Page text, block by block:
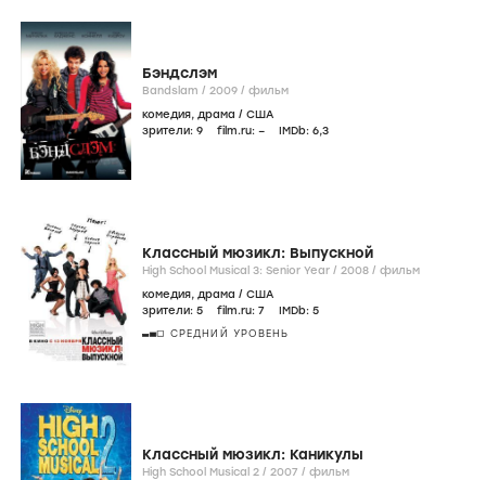
Бэндслэм
Bandslam / 2009 / фильм
комедия, драма / США
зрители: 9 film.ru: – IMDb: 6,3
Классный мюзикл: Выпускной
High School Musical 3: Senior Year / 2008 / фильм
комедия, драма / США
зрители: 5 film.ru: 7 IMDb: 5
СРЕДНИЙ УРОВЕНЬ
Классный мюзикл: Каникулы
High School Musical 2 / 2007 / фильм